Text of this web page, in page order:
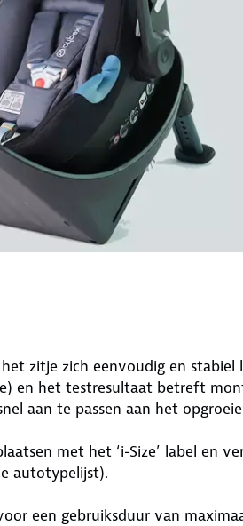
zitje zich eenvoudig en
en het testresultaat betreft
aan te passen aan het
met het ‘i-Size’ label en
autotypelijst).
een gebruiksduur van